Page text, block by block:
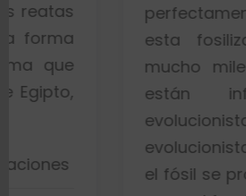
perfectamente
esta fosilización
mucho miles de
están
evolucionistas
evolucionistas
el fósil se produce